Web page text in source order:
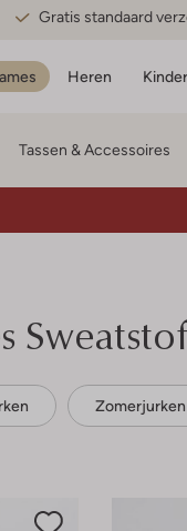
Gratis standaard
Heren
Tassen & Accessoires
Sweatstof
Zomerjurken